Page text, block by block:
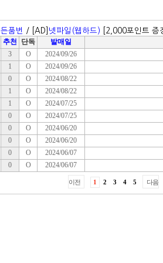
품번 / [AD] 넷파일(웹하드) [2,000포인트 증
추천 단독 발매일
3 O
2024/09/26
1 O
2024/09/26
0 O
2024/08/22
1 O
2024/08/22
1 O
2024/07/25
0 O
2024/07/25
0 O
2024/06/20
0 O
2024/06/20
0 O
2024/06/07
0 O 2024/06/07
이전 1 2 3 4 5 다음